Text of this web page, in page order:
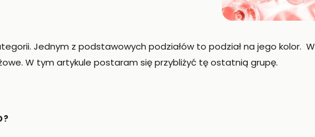
Jednym z podstawowych podziałów to podział na jego kolor.
W tym artykule postaram się przybliżyć tę ostatnią grupę.